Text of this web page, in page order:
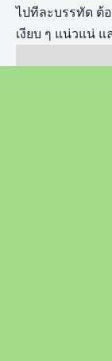
ไปทีละบรรทัด ต้
เงียบ ๆ แน่วแน่